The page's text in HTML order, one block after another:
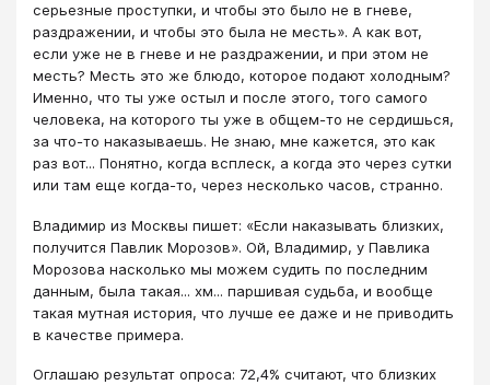
серьезные проступки, и чтобы это было не в гневе,
раздражении, и чтобы это была не месть». А как вот,
если уже не в гневе и не раздражении, и при этом не
месть? Месть это же блюдо, которое подают холодным?
Именно, что ты уже остыл и после этого, того самого
человека, на которого ты уже в общем-то не сердишься,
за что-то наказываешь. Не знаю, мне кажется, это как
раз вот... Понятно, когда всплеск, а когда это через сутки
или там еще когда-то, через несколько часов, странно.
Владимир из Москвы пишет: «Если наказывать близких,
получится Павлик Морозов». Ой, Владимир, у Павлика
Морозова насколько мы можем судить по последним
данным, была такая... хм... паршивая судьба, и вообще
такая мутная история, что лучше ее даже и не приводить
в качестве примера.
Оглашаю результат опроса: 72,4% считают, что близких